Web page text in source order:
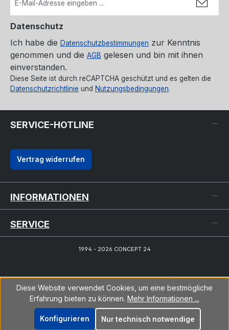
Datenschutz
Ich habe die Datenschutzbestimmungen zur Kenntnis
genommen und die AGB gelesen und bin mit ihnen
einverstanden.
Diese Seite ist durch reCAPTCHA geschützt und es gelten die
Datenschutzrichtlinie und Nutzungsbedingungen.
SERVICE-HOTLINE
Vertrag widerrufen
INFORMATIONEN
SERVICE
1994 - 2026 CONCEPT 24
Diese Website verwendet Cookies, um eine bestmögliche
Erfahrung bieten zu können. Mehr Informationen ...
Nur technisch notwendige
Konfigurieren